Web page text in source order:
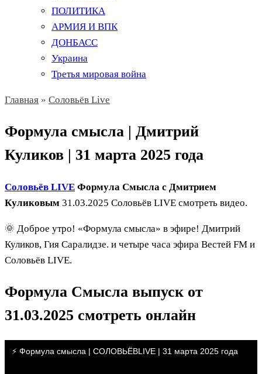
ПОЛИТИКА
АРМИЯ И ВПК
ДОНБАСС
Украина
Третья мировая война
Главная » Соловьёв Live
Формула смысла | Дмитрий
Куликов | 31 марта 2025 года
Соловьёв LIVE Формула Смысла с Дмитрием
Куликовым 31.03.2025 Соловьёв LIVE смотреть видео.
🌞 Доброе утро! «Формула смысла» в эфире! Дмитрий
Куликов, Гия Саралидзе. и четыре часа эфира Вестей FM и
Соловьёв LIVE.
Формула Смысла выпуск от
31.03.2025 смотреть онлайн